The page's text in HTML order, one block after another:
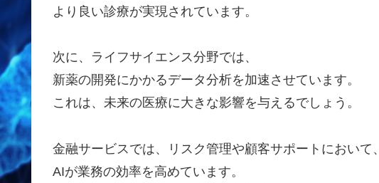
より良い診療が実現されています。
次に、ライフサイエンス分野では、
新薬の開発にかかるデータ分析を加速させています。
これは、未来の医療に大きな影響を与えるでしょう。
金融サービスでは、リスク管理や顧客サポートにおいて、
AIが業務の効率を高めています。